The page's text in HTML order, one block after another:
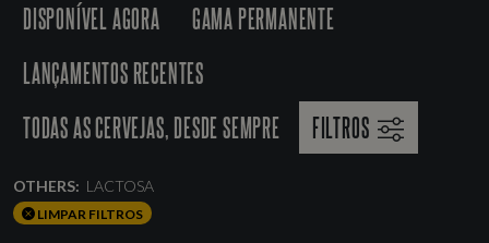
DISPONÍVEL AGORA
GAMA PERMANENTE
LANÇAMENTOS RECENTES
TODAS AS CERVEJAS, DESDE SEMPRE
FILTROS
OTHERS: LACTOSA
LIMPAR FILTROS